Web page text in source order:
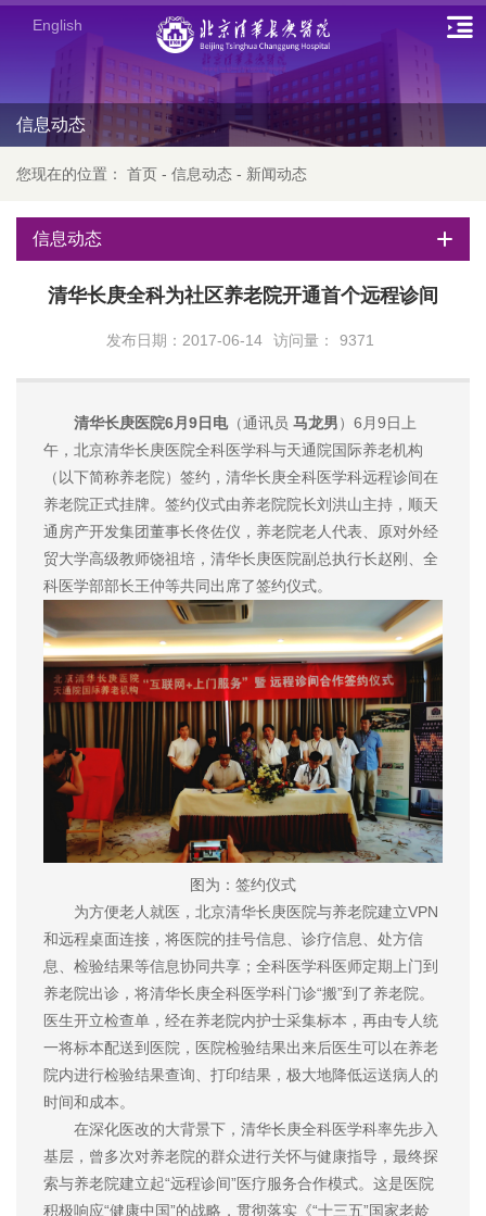
English
信息动态
您现在的位置： 首页 - 信息动态 - 新闻动态
信息动态
清华长庚全科为社区养老院开通首个远程诊间
发布日期：2017-06-14 访问量： 9371
清华长庚医院6月9日电（通讯员 马龙男）6月9日上
午，北京清华长庚医院全科医学科与天通院国际养老机构
（以下简称养老院）签约，清华长庚全科医学科远程诊间在
养老院正式挂牌。签约仪式由养老院院长刘洪山主持，顺天
通房产开发集团董事长佟佐仪，养老院老人代表、原对外经
贸大学高级教师饶祖培，清华长庚医院副总执行长赵刚、全
科医学部部长王仲等共同出席了签约仪式。
图为：签约仪式
为方便老人就医，北京清华长庚医院与养老院建立VPN
和远程桌面连接，将医院的挂号信息、诊疗信息、处方信
息、检验结果等信息协同共享；全科医学科医师定期上门到
养老院出诊，将清华长庚全科医学科门诊“搬”到了养老院。
医生开立检查单，经在养老院内护士采集标本，再由专人统
一将标本配送到医院，医院检验结果出来后医生可以在养老
院内进行检验结果查询、打印结果，极大地降低运送病人的
时间和成本。
在深化医改的大背景下，清华长庚全科医学科率先步入
基层，曾多次对养老院的群众进行关怀与健康指导，最终探
索与养老院建立起“远程诊间”医疗服务合作模式。这是医院
积极响应“健康中国”的战略，贯彻落实《“十三五”国家老龄